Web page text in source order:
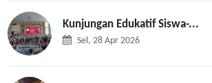
Kunjungan Edukatif Siswa-...
Sel, 28 Apr 2026